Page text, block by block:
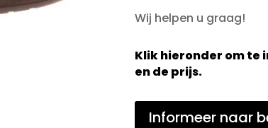
Wij helpen u graag!
Klik hieronder om
en de prijs.
Informeer naar